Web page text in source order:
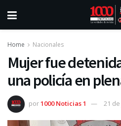
Home Nacionales
Mujer fue
una policía en
por1000 Noticias 1 21